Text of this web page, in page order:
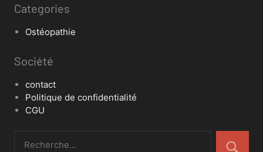
Categories
Ostéopathie
Société
contact
Politique de confidentialité
CGU